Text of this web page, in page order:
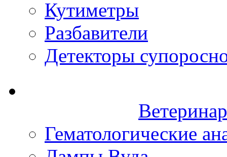
Кутиметры
Разбавители
Детекторы
Гематологические